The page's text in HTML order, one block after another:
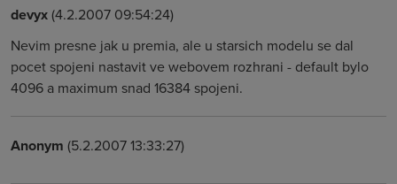
devyx(4.2.2007 09:54:24)
Nevim presne jak u premia, ale u starsich modelu se dal
pocet spojeni nastavit ve webovem rozhrani - default bylo
4096 a maximum snad 16384 spojeni.
Anonym (5.2.2007 13:33:27)